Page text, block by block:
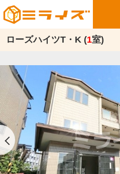
ローズハイツT・K (1室)